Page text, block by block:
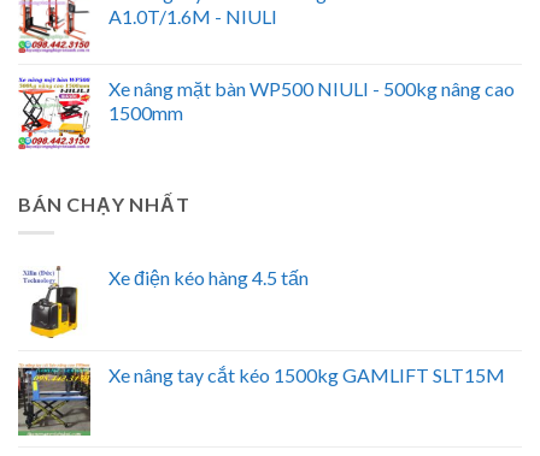
A1.0T/1.6M - NIULI
Xe nâng mặt bàn WP500 NIULI - 500kg nâng cao
1500mm
BÁN CHẠY NHẤT
Xe điện kéo hàng 4.5 tấn
Xe nâng tay cắt kéo 1500kg GAMLIFT SLT15M